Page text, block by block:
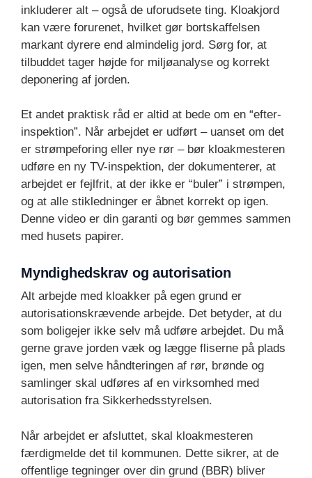
inkluderer alt – også de uforudsete ting. Kloakjord
kan være forurenet, hvilket gør bortskaffelsen
markant dyrere end almindelig jord. Sørg for, at
tilbuddet tager højde for miljøanalyse og korrekt
deponering af jorden.
Et andet praktisk råd er altid at bede om en “efter-
inspektion”. Når arbejdet er udført – uanset om det
er strømpeforing eller nye rør – bør kloakmesteren
udføre en ny TV-inspektion, der dokumenterer, at
arbejdet er fejlfrit, at der ikke er “buler” i strømpen,
og at alle stikledninger er åbnet korrekt op igen.
Denne video er din garanti og bør gemmes sammen
med husets papirer.
Myndighedskrav og autorisation
Alt arbejde med kloakker på egen grund er
autorisationskrævende arbejde. Det betyder, at du
som boligejer ikke selv må udføre arbejdet. Du må
gerne grave jorden væk og lægge fliserne på plads
igen, men selve håndteringen af rør, brønde og
samlinger skal udføres af en virksomhed med
autorisation fra Sikkerhedsstyrelsen.
Når arbejdet er afsluttet, skal kloakmesteren
færdigmelde det til kommunen. Dette sikrer, at de
offentlige tegninger over din grund (BBR) bliver